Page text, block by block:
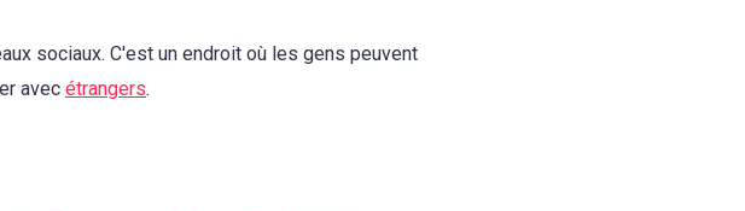
sociaux. C'est un endroit où les gens peuvent
avec étrangers.